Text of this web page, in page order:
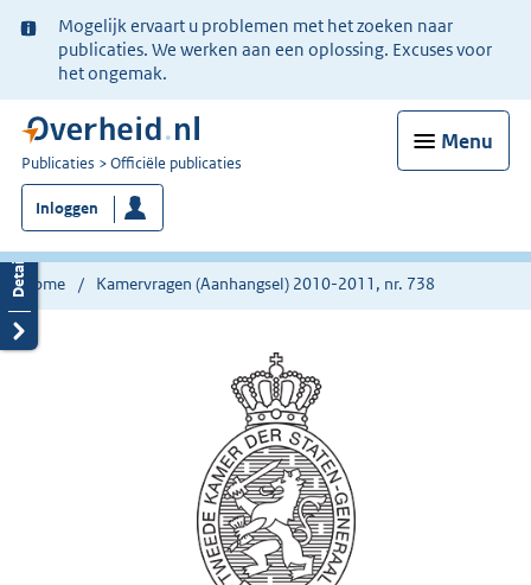
Ter
informatie:
Mogelijk ervaart u problemen met het zoeken naar
publicaties. We werken aan een oplossing. Excuses voor
het ongemak.
Menu
U
bent
nu
hier:
Publicaties Officiële publicaties
Inloggen
Home Kamervragen (Aanhangsel) 2010-2011, nr. 738